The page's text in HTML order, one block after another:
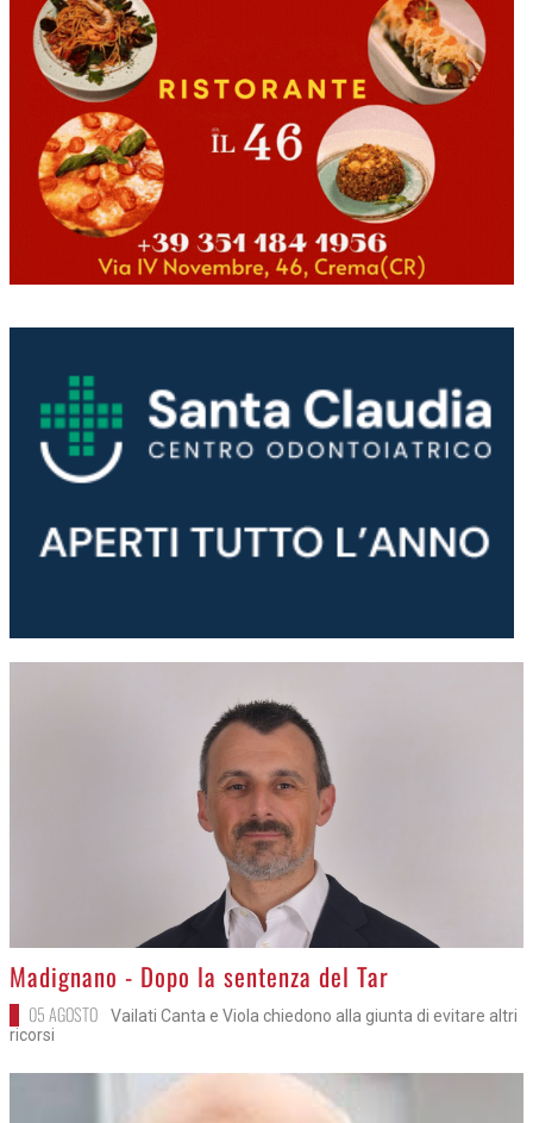
>Madignano - Dopo la sentenza del Tar
05 AGOSTO
Vailati Canta e Viola chiedono alla giunta di evitare altri
ricorsi